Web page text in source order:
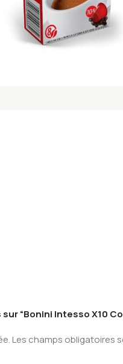
“Bonini Intesso X10
Les champs obligatoires